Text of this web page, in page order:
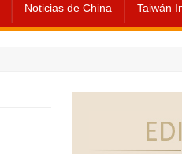
Noticias de China Taiwán